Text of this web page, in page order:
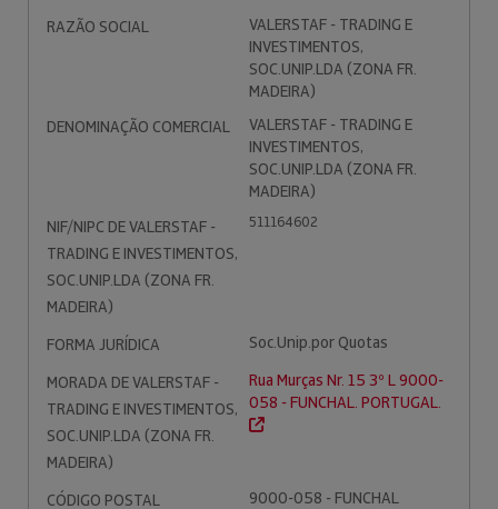
RAZÃO SOCIAL
VALERSTAF - TRADING E
INVESTIMENTOS,
SOC.UNIP.LDA (ZONA FR.
MADEIRA)
DENOMINAÇÃO COMERCIAL
VALERSTAF - TRADING E
INVESTIMENTOS,
SOC.UNIP.LDA (ZONA FR.
MADEIRA)
NIF/NIPC DE VALERSTAF -
TRADING E INVESTIMENTOS,
SOC.UNIP.LDA (ZONA FR.
MADEIRA)
511164602
FORMA JURÍDICA
Soc.Unip.por Quotas
MORADA DE VALERSTAF -
TRADING E INVESTIMENTOS,
SOC.UNIP.LDA (ZONA FR.
MADEIRA)
Rua Murças Nr. 15 3º L 9000-
058 - FUNCHAL. PORTUGAL.
CÓDIGO POSTAL
9000-058 - FUNCHAL